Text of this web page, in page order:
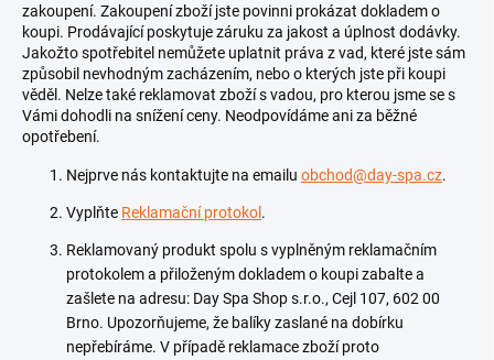
zakoupení. Zakoupení zboží jste povinni prokázat dokladem o
koupi. Prodávající poskytuje záruku za jakost a úplnost dodávky.
Jakožto spotřebitel nemůžete uplatnit práva z vad, které jste sám
způsobil nevhodným zacházením, nebo o kterých jste při koupi
věděl. Nelze také reklamovat zboží s vadou, pro kterou jsme se s
Vámi dohodli na snížení ceny. Neodpovídáme ani za běžné
opotřebení.
Nejprve nás kontaktujte na emailu obchod@day-spa.cz.
Vyplňte Reklamační protokol .
Reklamovaný produkt spolu s vyplněným reklamačním
protokolem a přiloženým dokladem o koupi zabalte a
zašlete na adresu: Day Spa Shop s.r.o., Cejl 107, 602 00
Brno. Upozorňujeme, že balíky zaslané na dobírku
nepřebíráme. V případě reklamace zboží proto